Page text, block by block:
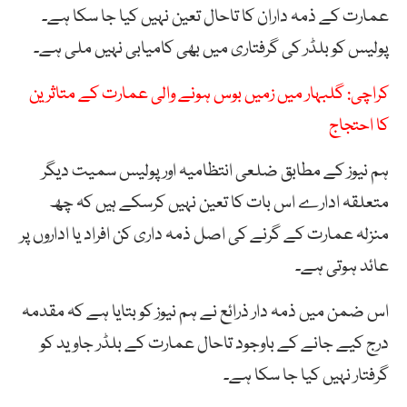
عمارت کے ذمہ داران کا تاحال تعین نہیں کیا جا سکا ہے۔
پولیس کو بلڈر کی گرفتاری میں بھی کامیابی نہیں ملی ہے۔
کراچی: گلبہار میں زمیں بوس ہونے والی عمارت کے متاثرین
کا احتجاج
ہم نیوز کے مطابق ضلعی انتظامیہ اور پولیس سمیت دیگر
متعلقہ ادارے اس بات کا تعین نہیں کرسکے ہیں کہ چھ
منزلہ عمارت کے گرنے کی اصل ذمہ داری کن افراد یا اداروں پر
عائد ہوتی ہے۔
اس ضمن میں ذمہ دار ذرائع نے ہم نیوز کو بتایا ہے کہ مقدمہ
درج کیے جانے کے باوجود تاحال عمارت کے بلڈر جاوید کو
گرفتار نہیں کیا جا سکا ہے۔